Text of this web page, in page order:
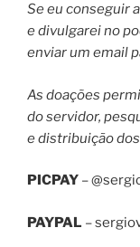
Se eu conseguir
e divulgarei no
enviar um email
As doações
do servidor,
e distribuição
PICPAY –
PAYPAL –